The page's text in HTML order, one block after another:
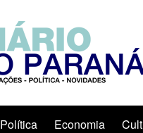
Política Economia